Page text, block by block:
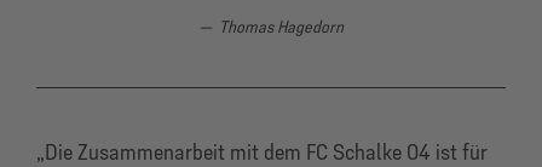
Thomas Hagedorn
„Die Zusammenarbeit mit dem FC Schalke 04 ist für